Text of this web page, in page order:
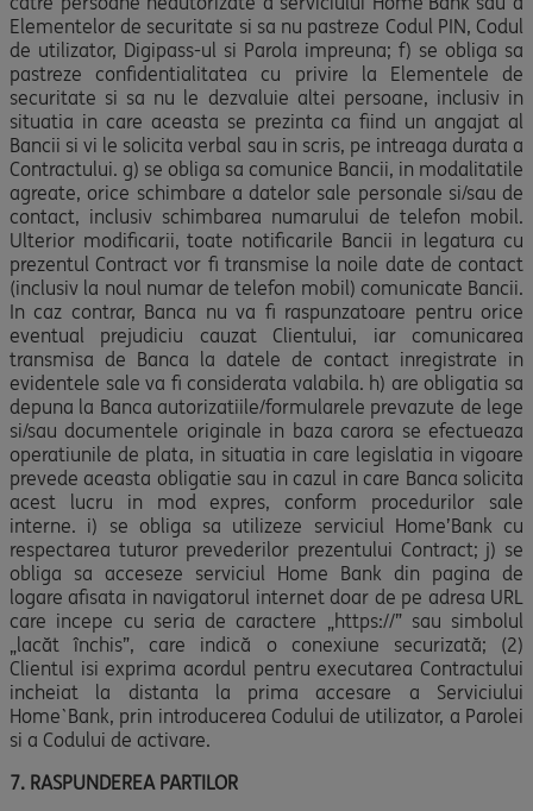
Elementelor de securitate si sa nu pastreze Codul PIN, Codul
de utilizator, Digipass-ul si Parola impreuna; f) se obliga sa
pastreze confidentialitatea cu privire la Elementele de
securitate si sa nu le dezvaluie altei persoane, inclusiv in
situatia in care aceasta se prezinta ca fiind un angajat al
Bancii si vi le solicita verbal sau in scris, pe intreaga durata a
Contractului. g) se obliga sa comunice Bancii, in modalitatile
agreate, orice schimbare a datelor sale personale si/sau de
contact, inclusiv schimbarea numarului de telefon mobil.
Ulterior modificarii, toate notificarile Bancii in legatura cu
prezentul Contract vor fi transmise la noile date de contact
(inclusiv la noul numar de telefon mobil) comunicate Bancii.
In caz contrar, Banca nu va fi raspunzatoare pentru orice
eventual prejudiciu cauzat Clientului, iar comunicarea
transmisa de Banca la datele de contact inregistrate in
evidentele sale va fi considerata valabila. h) are obligatia sa
depuna la Banca autorizatiile/formularele prevazute de lege
si/sau documentele originale in baza carora se efectueaza
operatiunile de plata, in situatia in care legislatia in vigoare
prevede aceasta obligatie sau in cazul in care Banca solicita
acest lucru in mod expres, conform procedurilor sale
interne. i) se obliga sa utilizeze serviciul Home’Bank cu
respectarea tuturor prevederilor prezentului Contract; j) se
obliga sa acceseze serviciul Home Bank din pagina de
logare afisata in navigatorul internet doar de pe adresa URL
care incepe cu seria de caractere „https://” sau simbolul
„lacăt închis”, care indică o conexiune securizată; (2)
Clientul isi exprima acordul pentru executarea Contractului
incheiat la distanta la prima accesare a Serviciului
Home`Bank, prin introducerea Codului de utilizator, a Parolei
si a Codului de activare.
7. RASPUNDEREA PARTILOR